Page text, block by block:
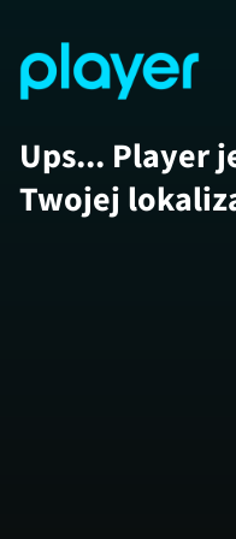
Ups... Player
Twojej